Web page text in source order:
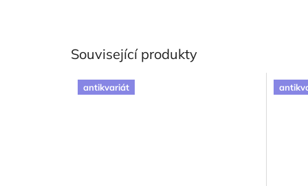
Související produkty
antikvariát